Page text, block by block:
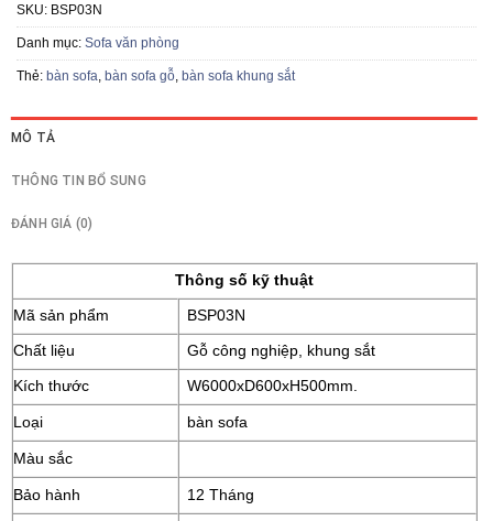
SKU: BSP03N
Danh mục: Sofa văn phòng
Thẻ: bàn sofa, bàn sofa gỗ, bàn sofa khung sắt
MÔ TẢ
THÔNG TIN BỔ SUNG
ĐÁNH GIÁ (0)
Thông số kỹ thuật
Mã sản phẩm BSP03N
Chất liệu Gỗ công nghiệp, khung sắt
Kích thước W6000xD600xH500mm.
Loại bàn sofa
Màu sắc
Bảo hành 12 Tháng